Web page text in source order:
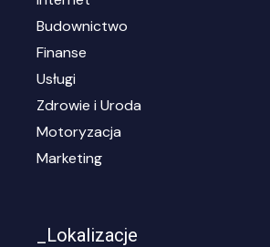
Budownictwo
Finanse
Usługi
Zdrowie i Uroda
Motoryzacja
Marketing
_Lokalizacje